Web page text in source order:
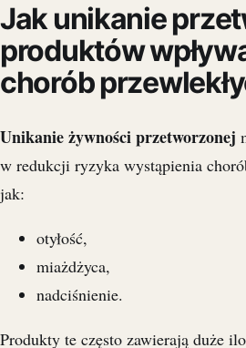
Jak unikanie
produktów
chorób
Unikanie żywności przetworzonej
w redukcji ryzyka wystąpienia
jak:
otyłość,
miażdżyca,
nadciśnienie.
Produkty te często zawierają duże